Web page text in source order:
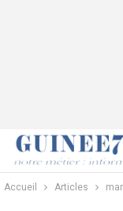
Accueil Articles